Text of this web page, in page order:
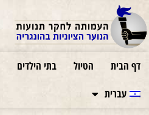
דף הבית הטיול בתי הילדים
עברית